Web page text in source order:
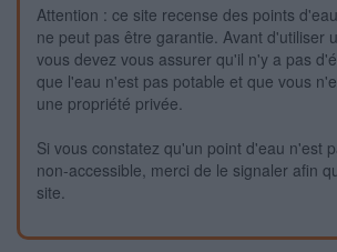
Attention : ce site recense des points
ne peut pas être garantie. Avant d'utiliser
vous devez vous assurer qu'il n'y a pas
que l'eau n'est pas potable et que vous
une propriété privée.
Si vous constatez qu'un point d'eau n'est
non-accessible, merci de le signaler afin
site.